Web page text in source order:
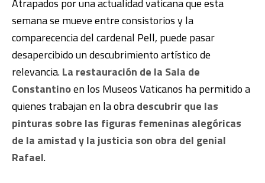
semana se mueve entre consistorios y la
comparecencia del cardenal Pell, puede pasar
desapercibido un descubrimiento artístico de
relevancia.La restauración de la Sala de
Constantinoen los Museos Vaticanos ha permitido a
quienes trabajan en la obradescubrir que las
pinturas sobre las figuras femeninas alegóricas
de la amistad y la justicia son obra del genial
Rafael.